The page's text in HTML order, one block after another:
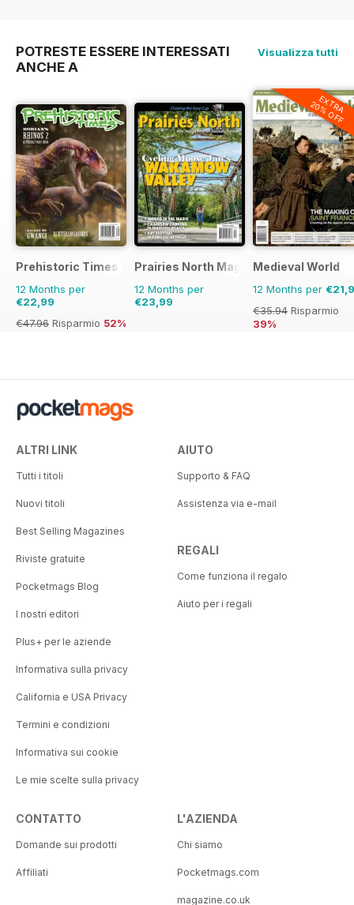
POTRESTE ESSERE INTERESSATI
ANCHE A
Visualizza tutti
Prehistoric Times
12 Months per
€22,99
€47.96 Risparmio 52%
Prairies North Magazine
12 Months per
€23,99
EXTRA
20% OFF
Medieval World
12 Months per
€35.94 Risparmio
39%
ALTRI LINK
Tutti i titoli
Nuovi titoli
Best Selling Magazines
Riviste gratuite
Pocketmags Blog
I nostri editori
Plus+ per le aziende
Informativa sulla privacy
California e USA Privacy
Termini e condizioni
Informativa sui cookie
Le mie scelte sulla privacy
AIUTO
Supporto & FAQ
Assistenza via e-mail
REGALI
Come funziona il regalo
Aiuto per i regali
CONTATTO
Domande sui prodotti
Affiliati
L'AZIENDA
Chi siamo
Pocketmags.com
magazine.co.uk